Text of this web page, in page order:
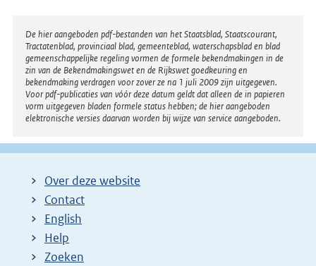
Disclaimer
De hier aangeboden pdf-bestanden van het Staatsblad, Staatscourant,
Tractatenblad, provinciaal blad, gemeenteblad, waterschapsblad en blad
gemeenschappelijke regeling vormen de formele bekendmakingen in de
zin van de Bekendmakingswet en de Rijkswet goedkeuring en
bekendmaking verdragen voor zover ze na 1 juli 2009 zijn uitgegeven.
Voor pdf-publicaties van vóór deze datum geldt dat alleen de in papieren
vorm uitgegeven bladen formele status hebben; de hier aangeboden
elektronische versies daarvan worden bij wijze van service aangeboden.
Over deze website
Contact
English
Help
Zoeken